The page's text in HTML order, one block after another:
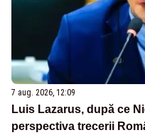
7 aug. 2026, 12:09
Luis Lazarus, după ce
perspectiva trecerii